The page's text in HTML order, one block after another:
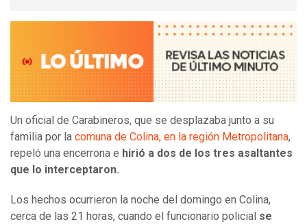
Un oficial de Carabineros, que se desplazaba junto a su
familia por la comuna de Colina, en la región Metropolitana,
repeló una encerrona e hirió a dos de los tres asaltantes
que lo interceptaron.
Los hechos ocurrieron la noche del domingo en Colina,
cerca de las 21 horas, cuando el funcionario policial se